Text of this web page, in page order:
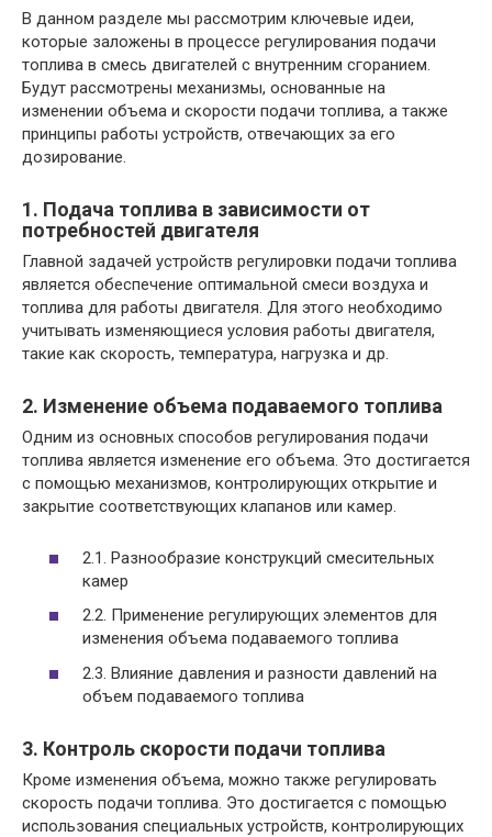
В данном разделе мы рассмотрим ключевые идеи,
которые заложены в процессе регулирования подачи
топлива в смесь двигателей с внутренним сгоранием.
Будут рассмотрены механизмы, основанные на
изменении объема и скорости подачи топлива, а также
принципы работы устройств, отвечающих за его
дозирование.
1. Подача топлива в зависимости от
потребностей двигателя
Главной задачей устройств регулировки подачи топлива
является обеспечение оптимальной смеси воздуха и
топлива для работы двигателя. Для этого необходимо
учитывать изменяющиеся условия работы двигателя,
такие как скорость, температура, нагрузка и др.
2. Изменение объема подаваемого топлива
Одним из основных способов регулирования подачи
топлива является изменение его объема. Это достигается
с помощью механизмов, контролирующих открытие и
закрытие соответствующих клапанов или камер.
2.1. Разнообразие конструкций смесительных
камер
2.2. Применение регулирующих элементов для
изменения объема подаваемого топлива
2.3. Влияние давления и разности давлений на
объем подаваемого топлива
3. Контроль скорости подачи топлива
Кроме изменения объема, можно также регулировать
скорость подачи топлива. Это достигается с помощью
использования специальных устройств, контролирующих